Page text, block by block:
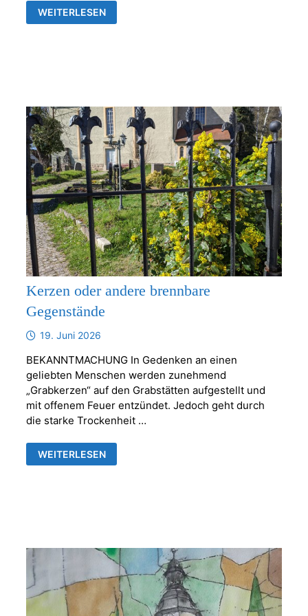
GOTTESDIENSTE
&
WEITERLESEN
Kerzen oder andere brennbare
Gegenstände
19. Juni 2026
BEKANNTMACHUNG In Gedenken an einen
geliebten Menschen werden zunehmend
„Grabkerzen“ auf den Grabstätten aufgestellt und
mit offenem Feuer entzündet. Jedoch geht durch
die starke Trockenheit …
KERZEN
ODER
WEITERLESEN